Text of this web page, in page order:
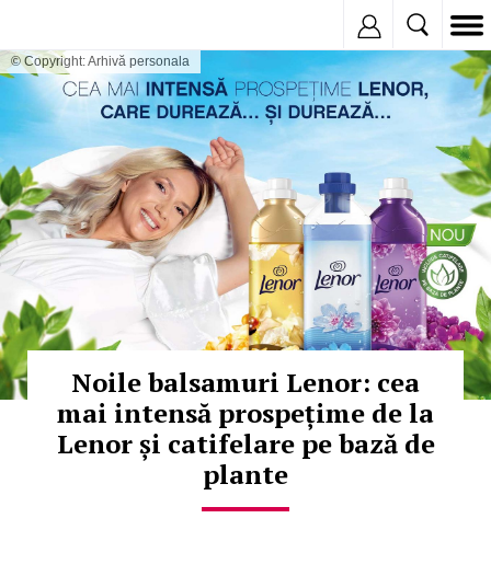
© Copyright: Arhivă personala
Noile balsamuri Lenor: cea
mai intensă prospețime de la
Lenor și catifelare pe bază de
plante